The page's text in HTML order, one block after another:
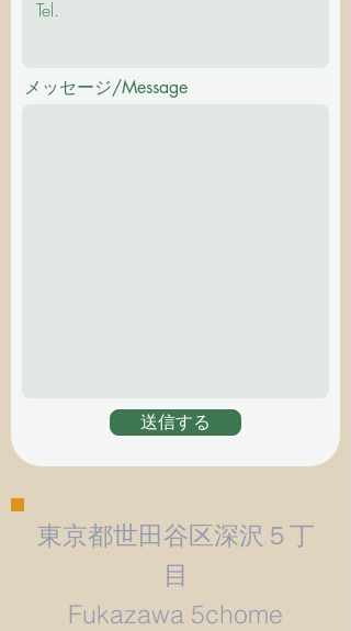
メッセージ/Message
送信する
東京都世田谷区深沢５丁
目
Fukazawa 5chome